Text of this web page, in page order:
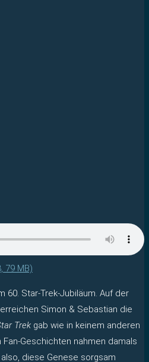
79 MB)
60. Star-Trek-Jubiläum. Auf der
Simon & Sebastian die
Trek gab wie in keinem anderen
Geschichten nahmen damals
diese Genese sorgsam